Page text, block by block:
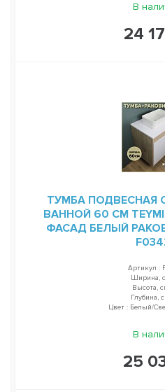
В
24
ТУМБА ПОДВЕСНАЯ
ВАННОЙ 60 СМ
ФАСАД БЕЛЫЙ
Артикул :
Ширина,
Высота,
Глубина,
Цвет : Белый/
В
25